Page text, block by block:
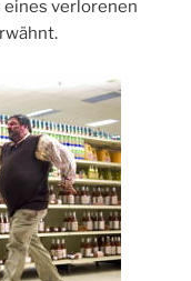
verlorenen